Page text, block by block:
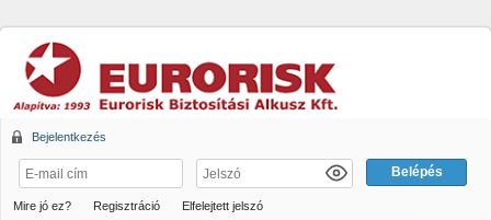
Bejelentkezés
Mire jó ez? Regisztráció Elfelejtett jelszó